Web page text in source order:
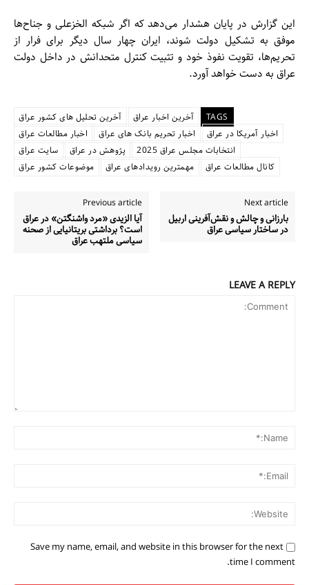
این گزارش در پایان هشدار می‌دهد که اگر شبکه الخزعلی و جناح‌ها
موفق به تشکیل دولت شوند، ایران چهار سال دیگر برای فرار از
تحریم‌ها، تقویت نفوذ خود و تثبیت کنترل متحدانش در داخل دولت
عراق به دست خواهد آورد.
TAGS آخرین اخبار عراق
آخرین تحلیل های کشور عراق
اخبار آمریکا در عراق
اخبار تحریم بانک های عراق
اخبار مطالعات عراق
انتخابات مجلس عراق 2025
پژوهش در عراق
سایت عراق
کانال مطالعات عراق
مهمترین رویدادهای عراق موضوعات کشور عراق
Previous article
آیا الزیدی «مرد واشنگتن» در عراق
است؟ برداشتی بریتانیایی از صحنه
سیاسی ملتهب عراق
Next article
بارزانى و چالش و نقش‌آفرینی اربيل
در ساختار سياسى عراق
LEAVE A REPLY
Save my name, email, and website in this browser for the next
time I comment.